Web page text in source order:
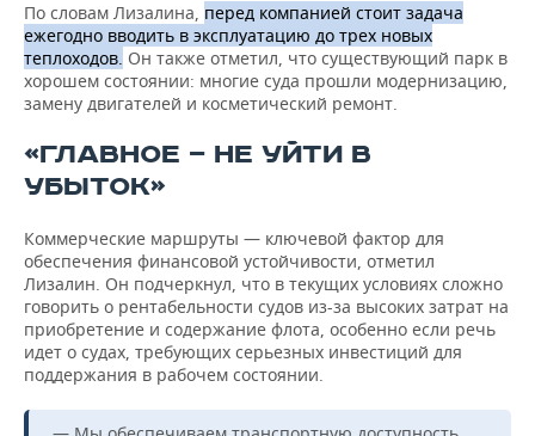
По словам Лизалина, перед компанией стоит задача
ежегодно вводить в эксплуатацию до трех новых
теплоходов. Он также отметил, что существующий парк в
хорошем состоянии: многие суда прошли модернизацию,
замену двигателей и косметический ремонт.
«ГЛАВНОЕ — НЕ УЙТИ В
УБЫТОК»
Коммерческие маршруты — ключевой фактор для
обеспечения финансовой устойчивости, отметил
Лизалин. Он подчеркнул, что в текущих условиях сложно
говорить о рентабельности судов из-за высоких затрат на
приобретение и содержание флота, особенно если речь
идет о судах, требующих серьезных инвестиций для
поддержания в рабочем состоянии.